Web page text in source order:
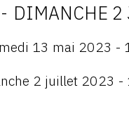
DATES
:
- DIMANCHE
13 mai 2023 -
2 juillet 2023 -